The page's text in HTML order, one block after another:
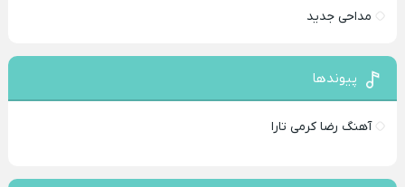
مداحی جدید
پیوندها
آهنگ رضا کرمی تارا